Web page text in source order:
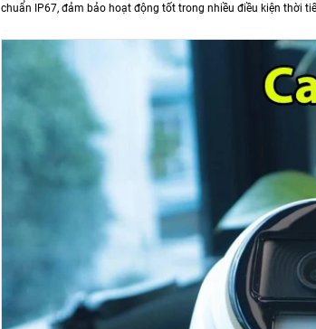
chuẩn IP67, đảm bảo hoạt động tốt trong nhiều điều kiện thời